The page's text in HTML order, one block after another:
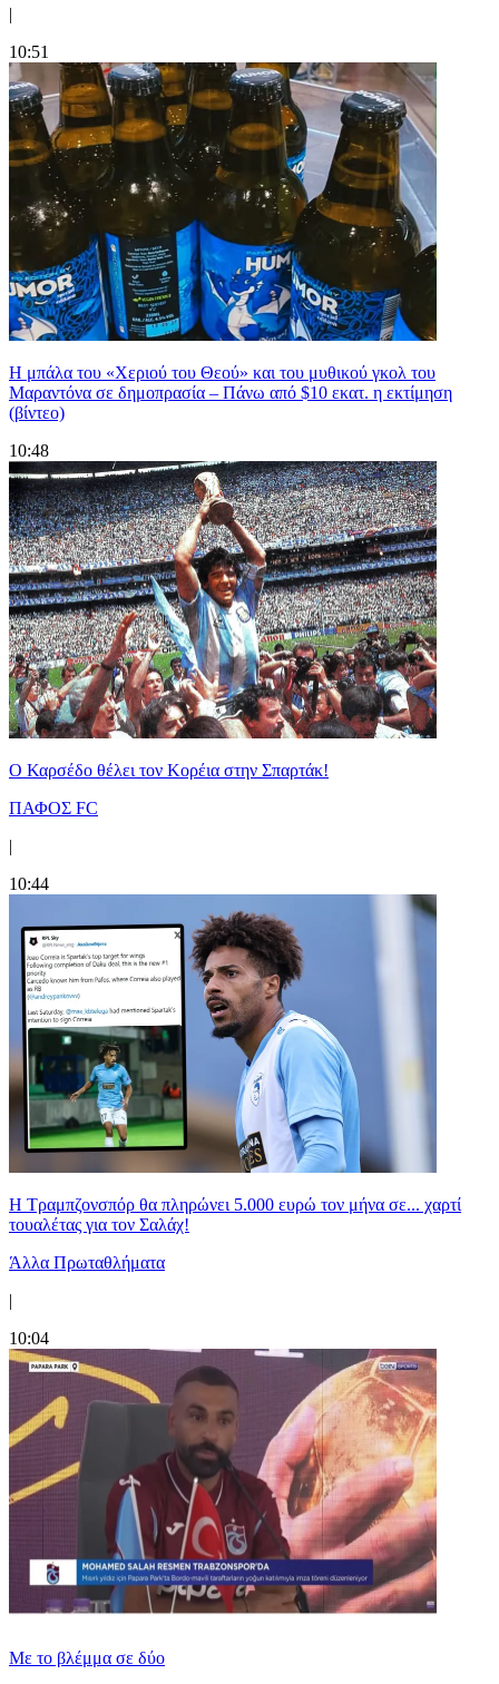
|
10:51
Η μπάλα του «Χεριού του Θεού» και του μυθικού γκολ του
Μαραντόνα σε δημοπρασία – Πάνω από $10 εκατ. η εκτίμηση
(βίντεο)
10:48
Ο Καρσέδο θέλει τον Κορέια στην Σπαρτάκ!
ΠΑΦΟΣ FC
|
10:44
Η Τραμπζονσπόρ θα πληρώνει 5.000 ευρώ τον μήνα σε... χαρτί
τουαλέτας για τον Σαλάχ!
Άλλα Πρωταθλήματα
|
10:04
Με το βλέμμα σε δύο